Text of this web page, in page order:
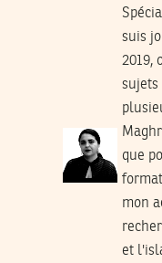
suis
2019,
sujets
que
mon
et